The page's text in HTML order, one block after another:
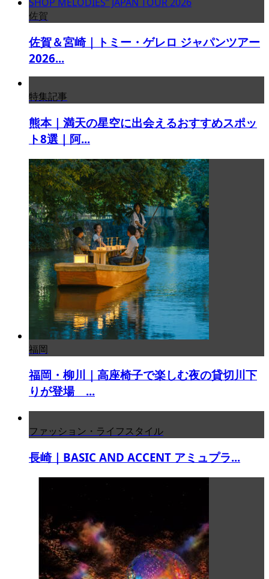
佐賀
佐賀＆宮崎｜トミー・ゲレロ ジャパンツアー
2026...
特集記事
熊本｜満天の星空に出会えるおすすめスポッ
ト8選｜阿...
福岡
福岡・柳川｜高座椅子で楽しむ夜の貸切川下
りが登場 ...
ファッション・ライフスタイル
長崎｜BASIC AND ACCENT アミュプラ...